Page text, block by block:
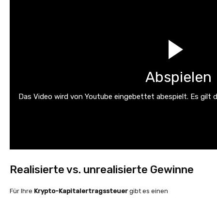
Abspielen
Das Video wird von Youtube eingebettet abespielt. Es gilt
Realisierte vs. unrealisierte Gewinne
Für Ihre Krypto-Kapitalertragssteuer gibt es einen